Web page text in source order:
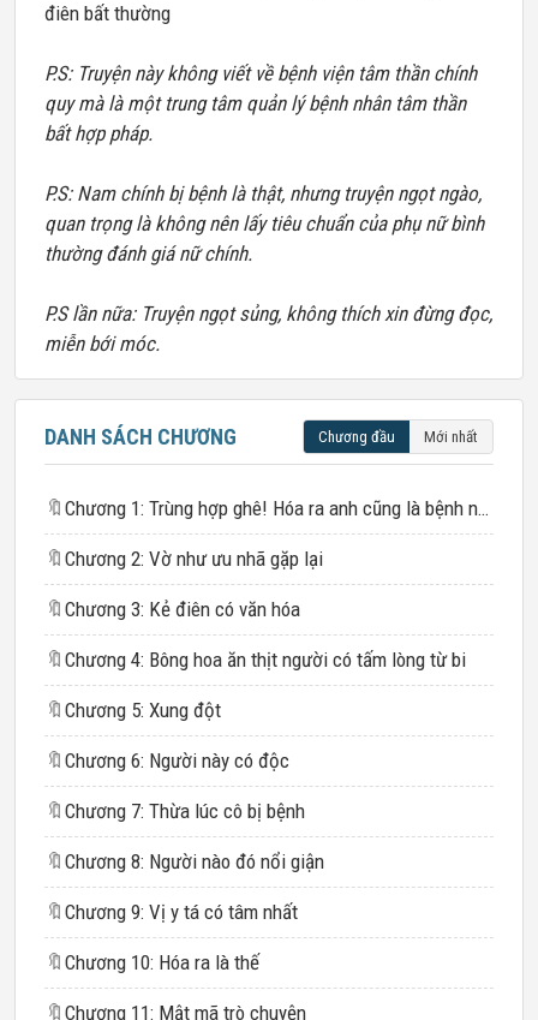
điên bất thường
P.S: Truyện này không viết về bệnh viện tâm thần chính
quy mà là một trung tâm quản lý bệnh nhân tâm thần
bất hợp pháp.
P.S: Nam chính bị bệnh là thật, nhưng truyện ngọt ngào,
quan trọng là không nên lấy tiêu chuẩn của phụ nữ bình
thường đánh giá nữ chính.
P.S lần nữa: Truyện ngọt sủng, không thích xin đừng đọc,
miễn bới móc.
DANH SÁCH CHƯƠNG Chương đầu Mới nhất
🔖 Chương 1: Trùng hợp ghê! Hóa ra anh cũng là bệnh nhân tâm thần
🔖 Chương 2: Vờ như ưu nhã gặp lại
🔖 Chương 3: Kẻ điên có văn hóa
🔖 Chương 4: Bông hoa ăn thịt người có tấm lòng từ bi
🔖 Chương 5: Xung đột
🔖 Chương 6: Người này có độc
🔖 Chương 7: Thừa lúc cô bị bệnh
🔖 Chương 8: Người nào đó nổi giận
🔖 Chương 9: Vị y tá có tâm nhất
🔖 Chương 10: Hóa ra là thế
🔖 Chương 11: Mật mã trò chuyện